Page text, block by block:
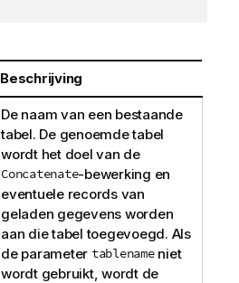
Beschrijving
De naam van een bestaande
tabel. De genoemde tabel
wordt het doel van de
Concatenate-bewerking en
eventuele records van
geladen gegevens worden
aan die tabel toegevoegd. Als
de parameter tablenameniet
wordt gebruikt, wordt de